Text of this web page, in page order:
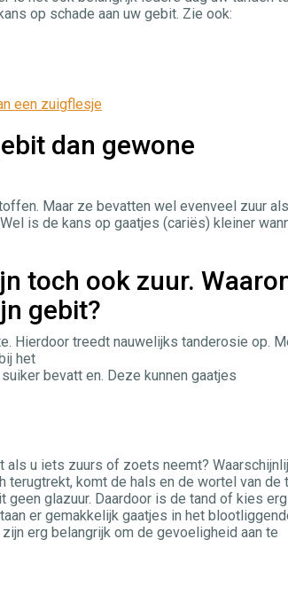
op schade aan uw gebit. Zie ook:
een zuigflesje
dan gewone
Maar ze bevatten wel evenveel zuur als
is de kans op gaatjes (cariës) kleiner
toch ook zuur.
gebit?
Hierdoor treedt nauwelijks tanderosie op.
het
bevatt en. Deze kunnen gaatjes
als u iets zuurs of zoets neemt?
komt de hals en de wortel van de
glazuur. Daardoor is de tand of kies erg
er gemakkelijk gaatjes in het
erg belangrijk om de gevoeligheid aan te